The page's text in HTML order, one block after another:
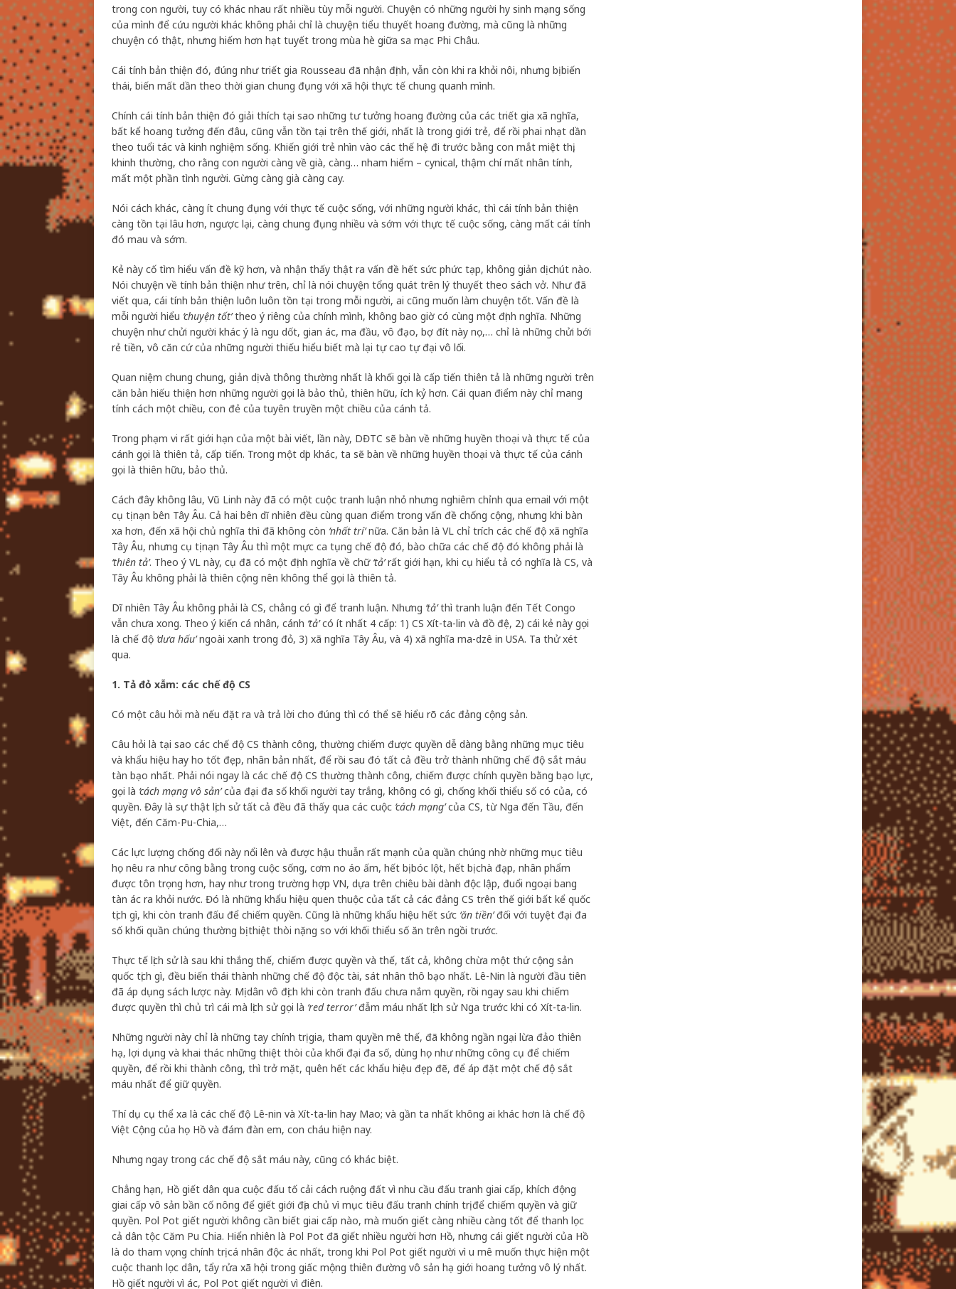
trong con người, tuy có khác nhau rất nhiều tùy mỗi người. Chuyện có những người hy sinh mạng sống
của mình để cứu người khác không phải chỉ là chuyện tiểu thuyết hoang đường, mà cũng là những
chuyện có thật, nhưng hiếm hơn hạt tuyết trong mùa hè giữa sa mạc Phi Châu.
Cái tính bản thiện đó, đúng như triết gia Rousseau đã nhận định, vẫn còn khi ra khỏi nôi, nhưng bị biến
thái, biến mất dần theo thời gian chung đụng với xã hội thực tế chung quanh mình.
Chính cái tính bản thiện đó giải thích tại sao những tư tưởng hoang đường của các triết gia xã nghĩa,
bất kể hoang tưởng đến đâu, cũng vẫn tồn tại trên thế giới, nhất là trong giới trẻ, để rồi phai nhạt dần
theo tuổi tác và kinh nghiệm sống. Khiến giới trẻ nhìn vào các thế hệ đi trước bằng con mắt miệt thị,
khinh thường, cho rằng con người càng về già, càng… nham hiểm – cynical, thậm chí mất nhân tính,
mất một phần tình người. Gừng càng già càng cay.
Nói cách khác, càng ít chung đụng với thực tế cuộc sống, với những người khác, thì cái tính bản thiện
càng tồn tại lâu hơn, ngược lại, càng chung đụng nhiều và sớm với thực tế cuộc sống, càng mất cái tính
đó mau và sớm.
Kẻ này cố tìm hiểu vấn đề kỹ hơn, và nhận thấy thật ra vấn đề hết sức phức tạp, không giản dị chút nào.
Nói chuyện về tính bản thiện như trên, chỉ là nói chuyện tổng quát trên lý thuyết theo sách vở. Như đã
viết qua, cái tính bản thiện luôn luôn tồn tại trong mỗi người, ai cũng muốn làm chuyện tốt. Vấn đề là
mỗi người hiểu ‘chuyện tốt’theo ý riêng của chính mình, không bao giờ có cùng một định nghĩa. Những
chuyện như chửi người khác ý là ngu dốt, gian ác, ma đầu, vô đạo, bợ đít này nọ,… chỉ là những chửi bới
rẻ tiền, vô căn cứ của những người thiếu hiểu biết mà lại tự cao tự đại vô lối.
Quan niệm chung chung, giản dị và thông thường nhất là khối gọi là cấp tiến thiên tả là những người trên
căn bản hiếu thiện hơn những người gọi là bảo thủ, thiên hữu, ích kỷ hơn. Cái quan điểm này chỉ mang
tính cách một chiều, con đẻ của tuyên truyền một chiều của cánh tả.
Trong phạm vi rất giới hạn của một bài viết, lần này, DĐTC sẽ bàn về những huyền thoại và thực tế của
cánh gọi là thiên tả, cấp tiến. Trong một dịp khác, ta sẽ bàn về những huyền thoại và thực tế của cánh
gọi là thiên hữu, bảo thủ.
Cách đây không lâu, Vũ Linh này đã có một cuộc tranh luận nhỏ nhưng nghiêm chỉnh qua email với một
cụ tị nạn bên Tây Âu. Cả hai bên dĩ nhiên đều cùng quan điểm trong vấn đề chống cộng, nhưng khi bàn
xa hơn, đến xã hội chủ nghĩa thì đã không còn ‘nhất trí’nữa. Căn bản là VL chỉ trích các chế độ xã nghĩa
Tây Âu, nhưng cụ tị nạn Tây Âu thì một mực ca tụng chế độ đó, bào chữa các chế độ đó không phải là
‘thiên tả’. Theo ý VL này, cụ đã có một định nghĩa về chữ ‘tả’rất giới hạn, khi cụ hiểu tả có nghĩa là CS, và
Tây Âu không phải là thiên cộng nên không thể gọi là thiên tả.
Dĩ nhiên Tây Âu không phải là CS, chẳng có gì để tranh luận. Nhưng ‘tả’thì tranh luận đến Tết Congo
vẫn chưa xong. Theo ý kiến cá nhân, cánh ‘tả’có ít nhất 4 cấp: 1) CS Xít-ta-lin và đồ đệ, 2) cái kẻ này gọi
là chế độ ‘dưa hấu’ngoài xanh trong đỏ, 3) xã nghĩa Tây Âu, và 4) xã nghĩa ma-dzê in USA. Ta thử xét
qua.
1. Tả đỏ xẫm: các chế độ CS
Có một câu hỏi mà nếu đặt ra và trả lời cho đúng thì có thể sẽ hiểu rõ các đảng cộng sản.
Câu hỏi là tại sao các chế độ CS thành công, thường chiếm được quyền dễ dàng bằng những mục tiêu
và khẩu hiệu hay ho tốt đẹp, nhân bản nhất, để rồi sau đó tất cả đều trở thành những chế độ sắt máu
tàn bạo nhất. Phải nói ngay là các chế độ CS thường thành công, chiếm được chính quyền bằng bạo lực,
gọi là ‘cách mạng vô sản’của đại đa số khối người tay trắng, không có gì, chống khối thiểu số có của, có
quyền. Đây là sự thật lịch sử tất cả đều đã thấy qua các cuộc ‘cách mạng’của CS, từ Nga đến Tầu, đến
Việt, đến Căm-Pu-Chia,…
Các lực lượng chống đối này nổi lên và được hậu thuẫn rất mạnh của quần chúng nhờ những mục tiêu
họ nêu ra như công bằng trong cuộc sống, cơm no áo ấm, hết bị bóc lột, hết bị chà đạp, nhân phẩm
được tôn trọng hơn, hay như trong trường hợp VN, dựa trên chiêu bài dành độc lập, đuổi ngoại bang
tàn ác ra khỏi nước. Đó là những khẩu hiệu quen thuộc của tất cả các đảng CS trên thế giới bất kể quốc
tịch gì, khi còn tranh đấu để chiếm quyền. Cũng là những khẩu hiệu hết sức ‘ăn tiền’đối với tuyệt đại đa
số khối quần chúng thường bị thiệt thòi nặng so với khối thiểu số ăn trên ngồi trước.
Thực tế lịch sử là sau khi thắng thế, chiếm được quyền và thế, tất cả, không chừa một thứ cộng sản
quốc tịch gì, đều biến thái thành những chế độ độc tài, sát nhân thô bạo nhất. Lê-Nin là người đầu tiên
đã áp dụng sách lược này. Mị dân vô địch khi còn tranh đấu chưa nắm quyền, rồi ngay sau khi chiếm
được quyền thì chủ trì cái mà lịch sử gọi là ‘red terror’đẫm máu nhất lịch sử Nga trước khi có Xít-ta-lin.
Những người này chỉ là những tay chính trị gia, tham quyền mê thế, đã không ngần ngại lừa đảo thiên
hạ, lợi dụng và khai thác những thiệt thòi của khối đại đa số, dùng họ như những công cụ để chiếm
quyền, để rồi khi thành công, thì trở mặt, quên hết các khẩu hiệu đẹp đẽ, để áp đặt một chế độ sắt
máu nhất để giữ quyền.
Thí dụ cụ thể xa là các chế độ Lê-nin và Xít-ta-lin hay Mao; và gần ta nhất không ai khác hơn là chế độ
Việt Cộng của họ Hồ và đám đàn em, con cháu hiện nay.
Nhưng ngay trong các chế độ sắt máu này, cũng có khác biệt.
Chẳng hạn, Hồ giết dân qua cuộc đấu tố cải cách ruộng đất vì nhu cầu đấu tranh giai cấp, khích động
giai cấp vô sản bần cố nông để giết giới địa chủ vì mục tiêu đấu tranh chính trị để chiếm quyền và giữ
quyền. Pol Pot giết người không cần biết giai cấp nào, mà muốn giết càng nhiều càng tốt để thanh lọc
cả dân tộc Căm Pu Chia. Hiển nhiên là Pol Pot đã giết nhiều người hơn Hồ, nhưng cái giết người của Hồ
là do tham vọng chính trị cá nhân độc ác nhất, trong khi Pol Pot giết người vì u mê muốn thực hiện một
cuộc thanh lọc dân, tẩy rửa xã hội trong giấc mộng thiên đường vô sản hạ giới hoang tưởng vô lý nhất.
Hồ giết người vì ác, Pol Pot giết người vì điên.